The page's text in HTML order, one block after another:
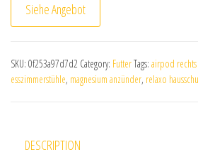
Siehe Angebot
SKU: 0f253a97d7d2 Category: FutterTags: airpod rechts
esszimmerstühle, magnesium anzünder, relaxo
DESCRIPTION